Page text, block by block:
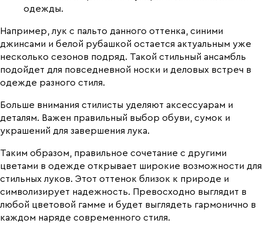
одежды.
Например, лук с пальто данного оттенка, синими
джинсами и белой рубашкой остается актуальным уже
несколько сезонов подряд. Такой стильный ансамбль
подойдет для повседневной носки и деловых встреч в
одежде разного стиля.
Больше внимания стилисты уделяют аксессуарам и
деталям. Важен правильный выбор обуви, сумок и
украшений для завершения лука.
Таким образом, правильное сочетание с другими
цветами в одежде открывает широкие возможности для
стильных луков. Этот оттенок близок к природе и
символизирует надежность. Превосходно выглядит в
любой цветовой гамме и будет выглядеть гармонично в
каждом наряде современного стиля.